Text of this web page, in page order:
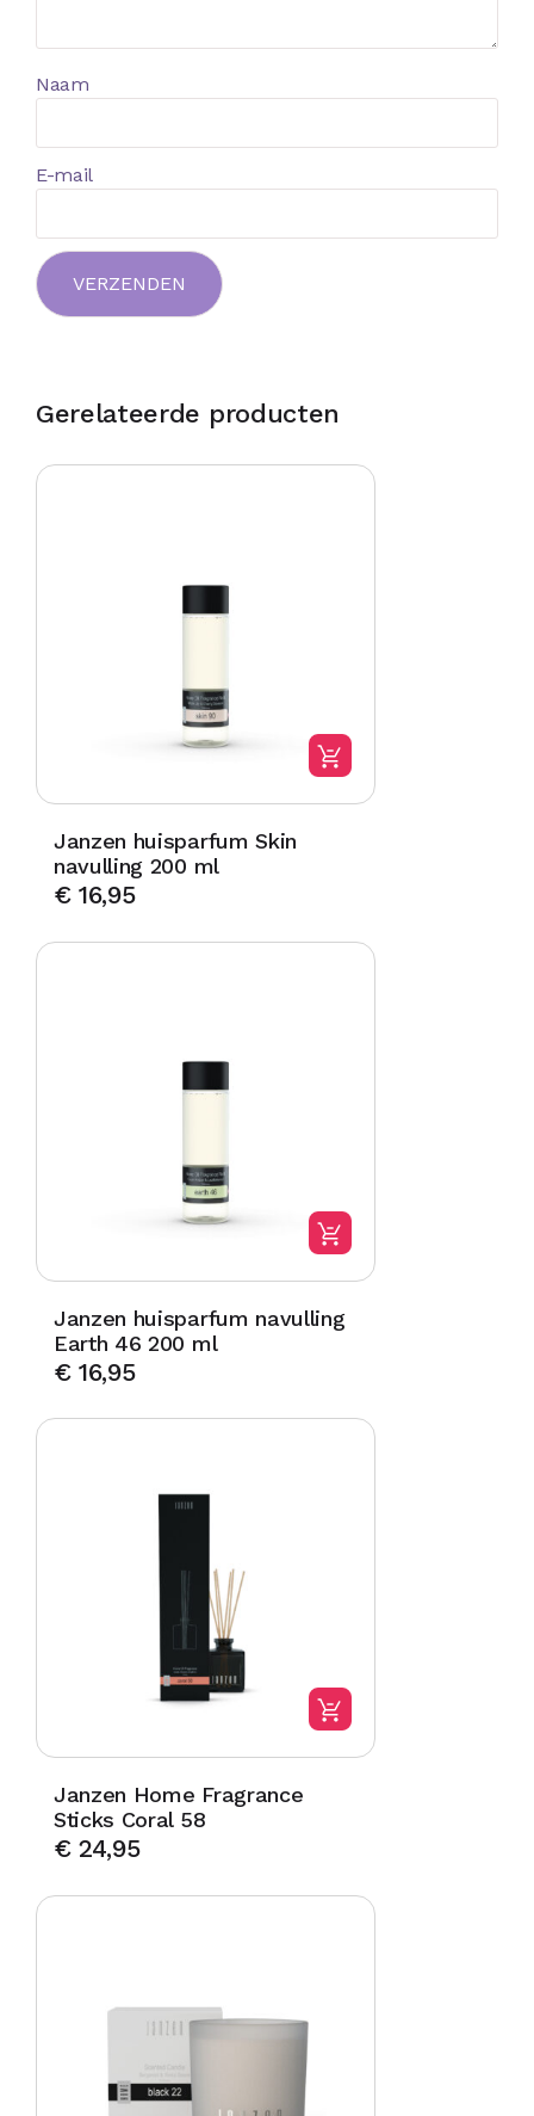
Naam
E-mail
Gerelateerde producten
Janzen huisparfum Skin
navulling 200 ml
€16,95
Janzen huisparfum navulling
Earth 46 200 ml
€16,95
Janzen Home Fragrance
Sticks Coral 58
€24,95